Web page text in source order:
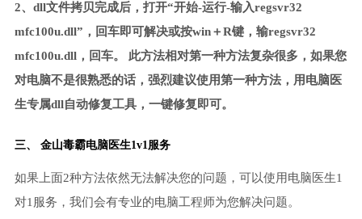
2、dll文件拷贝完成后，打开“开始-运行-输入regsvr32
mfc100u.dll”，回车即可解决或按win＋R键，输regsvr32
mfc100u.dll，回车。 此方法相对第一种方法复杂很多，如果您
对电脑不是很熟悉的话，强烈建议使用第一种方法，用电脑医
生专属dll自动修复工具，一键修复即可。
三、 金山毒霸电脑医生1v1服务
如果上面2种方法依然无法解决您的问题，可以使用电脑医生1
对1服务，我们会有专业的电脑工程师为您解决问题。